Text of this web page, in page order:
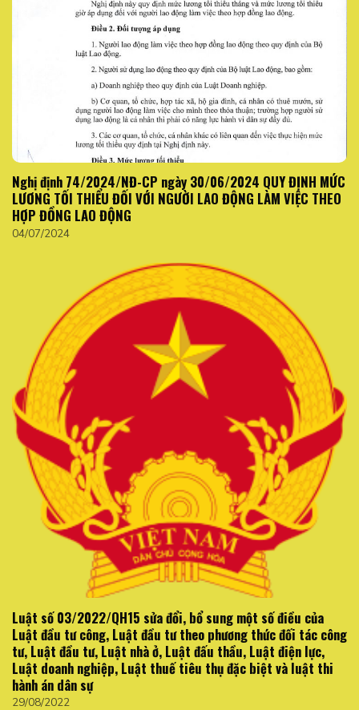
Nghị định 74/2024/NĐ-CP ngày 30/06/2024 QUY ĐỊNH MỨC
LƯƠNG TỐI THIỂU ĐỐI VỚI NGƯỜI LAO ĐỘNG LÀM VIỆC THEO
HỢP ĐỒNG LAO ĐỘNG
04/07/2024
Luật số 03/2022/QH15 sửa đổi, bổ sung một số điều của
Luật đầu tư công, Luật đầu tư theo phương thức đối tác công
tư, Luật đầu tư, Luật nhà ở, Luật đấu thầu, Luật điện lực,
Luật doanh nghiệp, Luật thuế tiêu thụ đặc biệt và luật thi
hành án dân sự
29/08/2022